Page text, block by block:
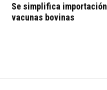
Se simplifica importación
vacunas bovinas